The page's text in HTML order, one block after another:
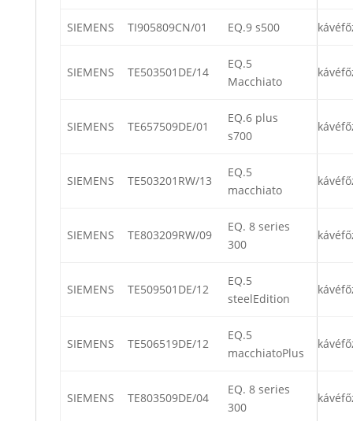
SIEMENS TI905809CN/01 EQ.9 s500
SIEMENS TE503501DE/14
EQ.5
Macchiato
SIEMENS TE657509DE/01
EQ.6 plus
s700
SIEMENS TE503201RW/13
EQ.5
macchiato
SIEMENS TE803209RW/09
EQ. 8 series
300
SIEMENS TE509501DE/12
EQ.5
steelEdition
SIEMENS TE506519DE/12
EQ.5
macchiatoPlus
SIEMENS TE803509DE/04
EQ. 8 series
300